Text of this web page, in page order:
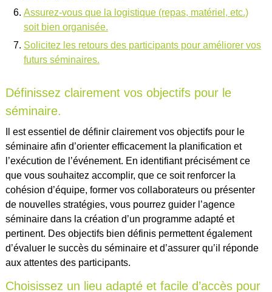
Assurez-vous que la logistique (repas, matériel, etc.)
soit bien organisée.
Solicitez les retours des participants pour améliorer vos
futurs séminaires.
Définissez clairement vos objectifs pour le
séminaire.
Il est essentiel de définir clairement vos objectifs pour le
séminaire afin d’orienter efficacement la planification et
l’exécution de l’événement. En identifiant précisément ce
que vous souhaitez accomplir, que ce soit renforcer la
cohésion d’équipe, former vos collaborateurs ou présenter
de nouvelles stratégies, vous pourrez guider l’agence
séminaire dans la création d’un programme adapté et
pertinent. Des objectifs bien définis permettent également
d’évaluer le succès du séminaire et d’assurer qu’il réponde
aux attentes des participants.
Choisissez un lieu adapté et facile d’accès pour